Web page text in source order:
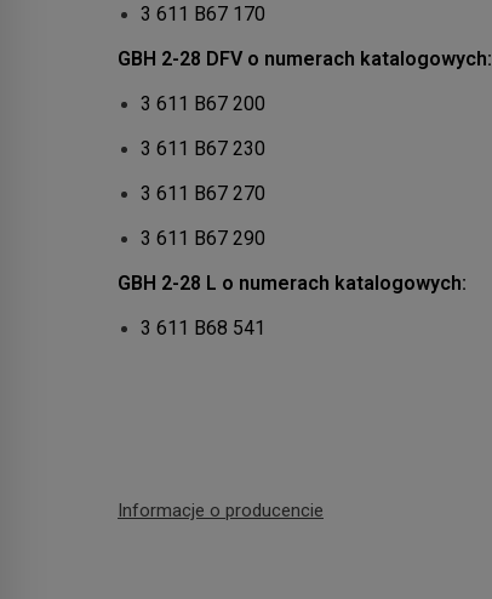
3 611 B67 170
GBH 2-28 DFV o numerach katalogowych:
3 611 B67 200
3 611 B67 230
3 611 B67 270
3 611 B67 290
GBH 2-28 L o numerach katalogowych:
3 611 B68 541
Informacje o producencie